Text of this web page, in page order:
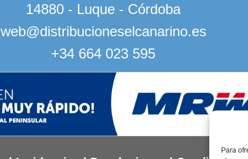
Para
14880 - Luque - Córdoba
web@distribucioneselcanarino.es
+34 664 023 595